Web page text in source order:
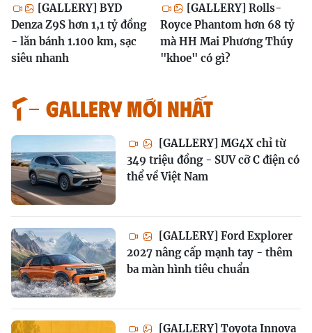
[GALLERY] BYD
Denza Z9S hơn 1,1 tỷ đồng
- lăn bánh 1.100 km, sạc
siêu nhanh
[GALLERY] Rolls-
Royce Phantom hơn 68 tỷ
mà HH Mai Phương Thúy
"khoe" có gì?
GALLERY MỚI NHẤT
[GALLERY] MG4X chỉ từ
349 triệu đồng - SUV cỡ C điện có
thể về Việt Nam
[GALLERY] Ford Explorer
2027 nâng cấp mạnh tay - thêm
ba màn hình tiêu chuẩn
[GALLERY] Toyota Innova